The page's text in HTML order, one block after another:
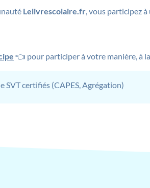
Lelivrescolaire.fr, vous participez
👈 pour participer à votre manière, à
SVT certifiés (CAPES, Agrégation)